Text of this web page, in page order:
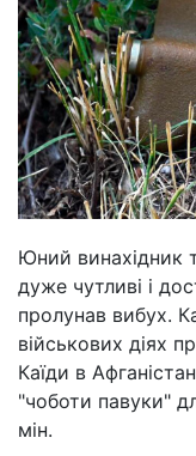
Юний винахідник
дуже чутливі і
пролунав вибух.
військових діях
Каїди в
"чоботи павуки"
мін.